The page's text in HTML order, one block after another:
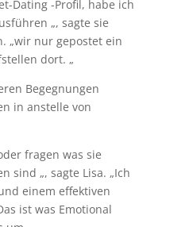
Dating -Profil, habe ich
„, sagte sie
„wir nur gepostet ein
dort. „
Begegnungen
in anstelle von
fragen was sie
sind „, sagte Lisa. „Ich
einem effektiven
ist was Emotional